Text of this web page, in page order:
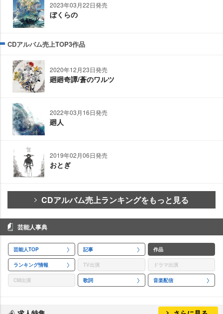
2023年03月22日発売
ぼくらの
CDアルバム売上TOP3作品
2020年12月23日発売
廻廻奇譚/蒼のワルツ
2022年03月16日発売
廻人
2019年02月06日発売
おとぎ
CDアルバム売上ランキングをもっと見る
芸能人事典
芸能人TOP 記事 作品
ランキング情報 TV出演 ドラマ出演
CM出演 歌詞 音楽配信